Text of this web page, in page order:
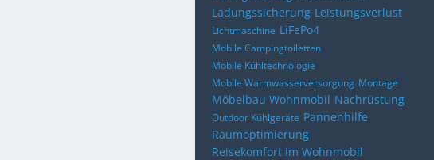
Ladungssicherung Leistungsverlust
Lichtmaschine LiFePo4
Mobile Campingtoiletten
Mobile Kühltechnologie
Mobile Warmwasserversorgung Montage
Möbelbau Wohnmobil Nachrüstung
Outdoor Kühlgeräte Pannenhilfe
Raumoptimierung
Reisekomfort im Wohnmobil